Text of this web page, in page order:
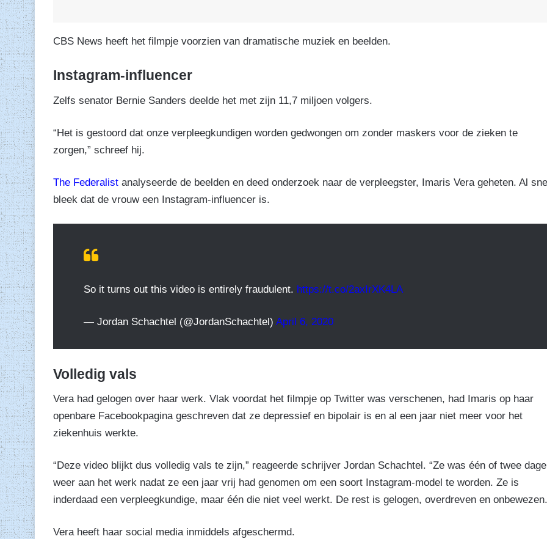
CBS News heeft het filmpje voorzien van dramatische muziek en beelden.
Instagram-influencer
Zelfs senator Bernie Sanders deelde het met zijn 11,7 miljoen volgers.
“Het is gestoord dat onze verpleegkundigen worden gedwongen om zonder maskers voor de zieken te
zorgen,” schreef hij.
The Federalist analyseerde de beelden en deed onderzoek naar de verpleegster, Imaris Vera geheten. Al
bleek dat de vrouw een Instagram-influencer is.
So it turns out this video is entirely fraudulent. https://t.co/2axIrXK4LA
— Jordan Schachtel (@JordanSchachtel) April 6, 2020
Volledig vals
Vera had gelogen over haar werk. Vlak voordat het filmpje op Twitter was verschenen, had Imaris op haar
openbare Facebookpagina geschreven dat ze depressief en bipolair is en al een jaar niet meer voor het
ziekenhuis werkte.
“Deze video blijkt dus volledig vals te zijn,” reageerde schrijver Jordan Schachtel. “Ze was één of twee
weer aan het werk nadat ze een jaar vrij had genomen om een soort Instagram-model te worden. Ze is
inderdaad een verpleegkundige, maar één die niet veel werkt. De rest is gelogen, overdreven en
Vera heeft haar social media inmiddels afgeschermd.